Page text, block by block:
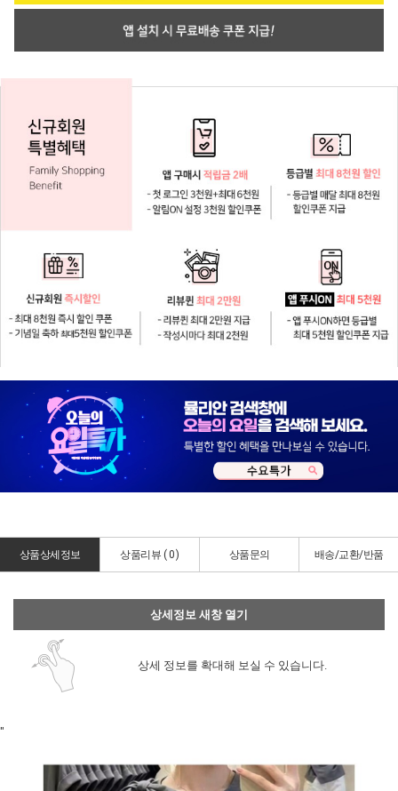
상품상세정보 상품리뷰 ( 0) 상품문의 배송/교환/반품
상세정보 새창 열기
상세 정보를 확대해 보실 수 있습니다.
"